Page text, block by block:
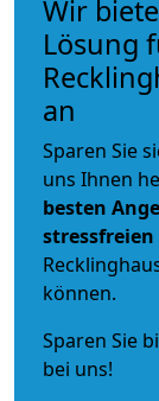
Wir
Lösung
an
Sparen Sie
uns Ihnen
besten
stressfreien
können.
Sparen Sie
bei uns!